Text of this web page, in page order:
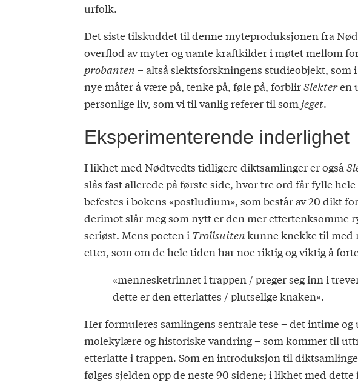
urfolk.
Det siste tilskuddet til denne myteproduksjonen fra
overflod av myter og uante kraftkilder i møtet mellom
probanten – altså slektsforskningens studieobjekt,
nye måter å være på, tenke på, føle på, forblirSlekteren
personlige liv, som vi til vanlig referer til som jeget.
Eksperimenterende inderlighet
I likhet med Nødtvedts tidligere diktsamlinger er også
slås fast allerede på første side, hvor tre ord får fylle
befestes i bokens «postludium», som består av 20 dikt
derimot slår meg som nytt er den mer ettertenksomme
seriøst. Mens poeten i Trollsuitenkunne knekke til med
etter, som om de hele tiden har noe riktig og viktig å
«mennesketrinnet i trappen / preger seg inn i
dette er den etterlattes / plutselige knaken».
Her formuleres samlingens sentrale tese – det intime
molekylære og historiske vandring – som kommer til
etterlatte i trappen. Som en introduksjon til
følges sjelden opp de neste 90 sidene; i likhet med